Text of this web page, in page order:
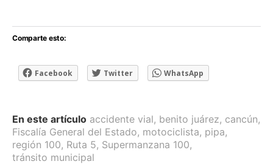
Comparte esto:
Facebook Twitter WhatsApp
En este artículo accidente vial, benito juárez, cancún,
Fiscalía General del Estado, motociclista, pipa,
región 100, Ruta 5, Supermanzana 100,
tránsito municipal